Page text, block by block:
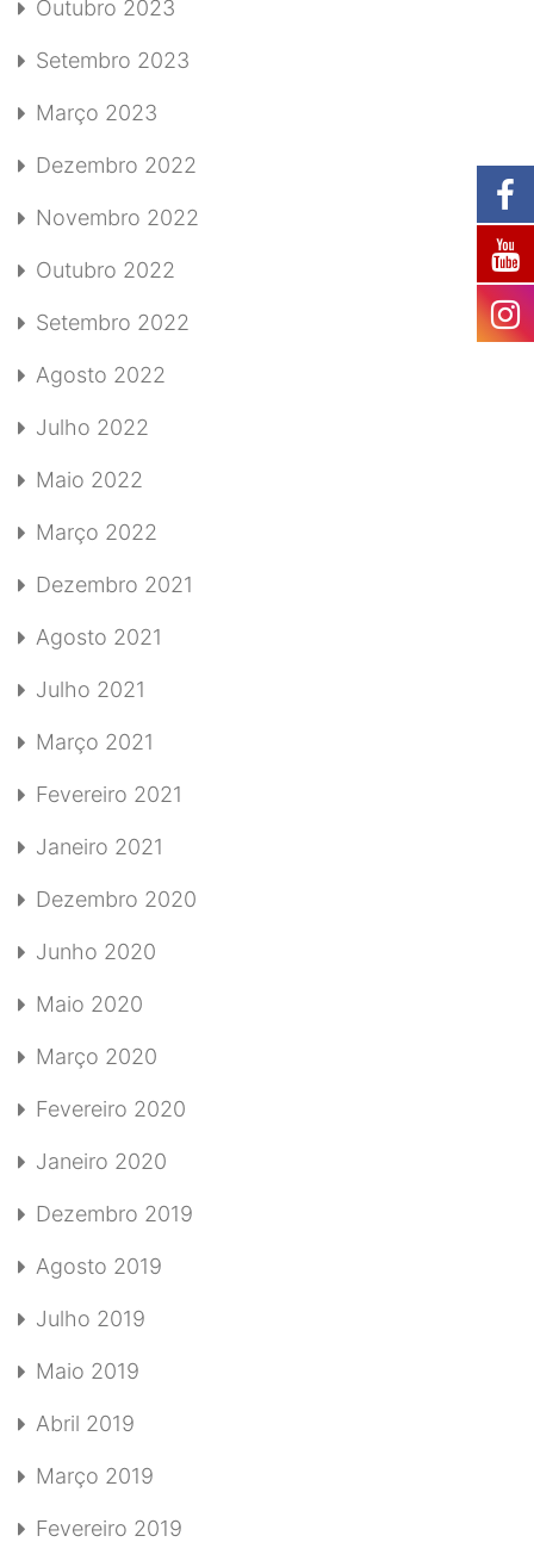
Outubro 2023
Setembro 2023
Março 2023
Dezembro 2022
Novembro 2022
Outubro 2022
Setembro 2022
Agosto 2022
Julho 2022
Maio 2022
Março 2022
Dezembro 2021
Agosto 2021
Julho 2021
Março 2021
Fevereiro 2021
Janeiro 2021
Dezembro 2020
Junho 2020
Maio 2020
Março 2020
Fevereiro 2020
Janeiro 2020
Dezembro 2019
Agosto 2019
Julho 2019
Maio 2019
Abril 2019
Março 2019
Fevereiro 2019